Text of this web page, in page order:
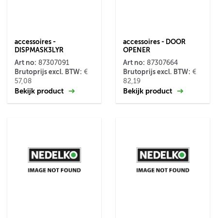
accessoires -
DISPMASK3LYR
Art no: 87307091
Brutoprijs excl. BTW: €
57,08
Bekijk product
accessoires - DOOR
OPENER
Art no: 87307664
Brutoprijs excl. BTW: €
82,19
Bekijk product